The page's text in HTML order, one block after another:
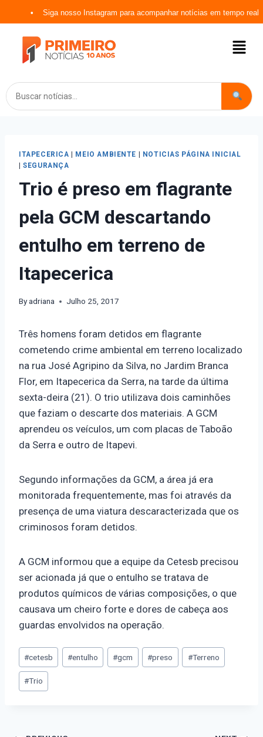
Siga nosso Instagram para acompanhar notícias em tempo real
ITAPECERICA | MEIO AMBIENTE | NOTICIAS PÁGINA INICIAL
|SEGURANÇA
Trio é preso em flagrante
pela GCM descartando
entulho em terreno de
Itapecerica
Byadriana Julho 25, 2017
Três homens foram detidos em flagrante
cometendo crime ambiental em terreno localizado
na rua José Agripino da Silva, no Jardim Branca
Flor, em Itapecerica da Serra, na tarde da última
sexta-deira (21). O trio utilizava dois caminhões
que faziam o descarte dos materiais. A GCM
aprendeu os veículos, um com placas de Taboão
da Serra e outro de Itapevi.
Segundo informações da GCM, a área já era
monitorada frequentemente, mas foi através da
presença de uma viatura descaracterizada que os
criminosos foram detidos.
A GCM informou que a equipe da Cetesb precisou
ser acionada já que o entulho se tratava de
produtos químicos de várias composições, o que
causava um cheiro forte e dores de cabeça aos
guardas envolvidos na operação.
#cetesb #entulho #gcm #preso #Terreno
#Trio